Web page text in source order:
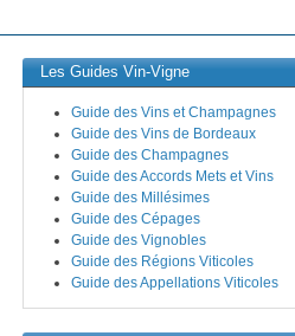
Les Guides Vin-Vigne
Guide des Vins et Champagnes
Guide des Vins de Bordeaux
Guide des Champagnes
Guide des Accords Mets et Vins
Guide des Millésimes
Guide des Cépages
Guide des Vignobles
Guide des Régions Viticoles
Guide des Appellations Viticoles